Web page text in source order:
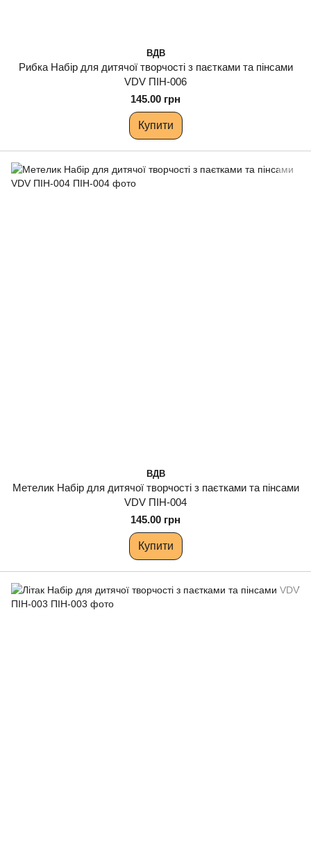
ВДВ
Рибка Набір для дитячої творчості з паєтками та пінсами
VDV ПІН-006
145.00 грн
Купити
ВДВ
Метелик Набір для дитячої творчості з паєтками та пінсами
VDV ПІН-004
145.00 грн
Купити